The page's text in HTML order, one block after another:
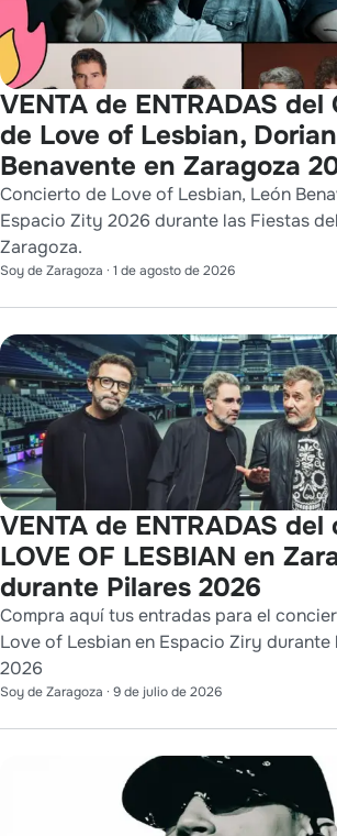
VENTA de ENTRADAS del
de Love of Lesbian,
Benavente en Zaragoza
Concierto de Love of Lesbian, León
Espacio Zity 2026 durante las Fiestas
Zaragoza.
Soy de Zaragoza · 1 de agosto de 2026
VENTA de ENTRADAS
LOVE OF LESBIAN en
durante Pilares 2026
Compra aquí tus entradas para el
Love of Lesbian en Espacio Ziry durante
2026
Soy de Zaragoza · 9 de julio de 2026